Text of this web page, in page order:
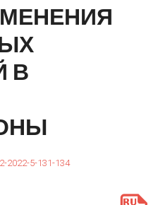
В
2022-5-131-134